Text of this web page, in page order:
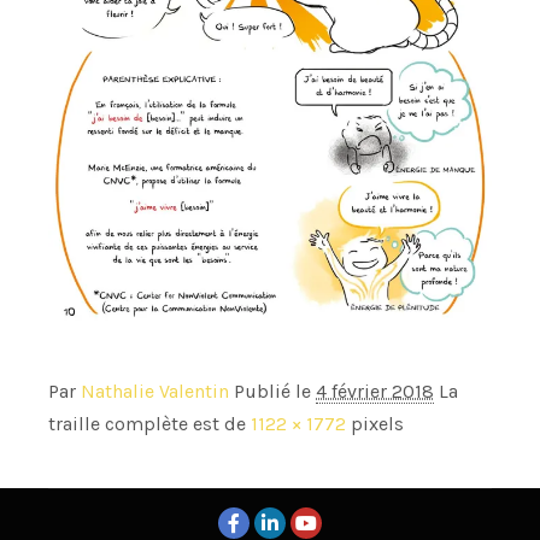
Par Nathalie Valentin Publié le 4 février 2018 La
traille complète est de 1122 × 1772 pixels